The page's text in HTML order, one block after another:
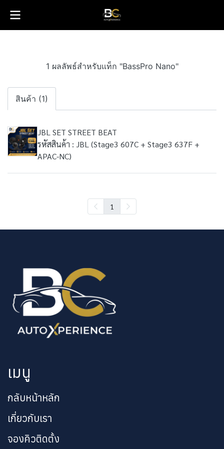
1 ผลลัพธ์สำหรับแท็ก "BassPro Nano"
สินค้า (1)
JBL SET STREET BEAT
รหัสสินค้า : JBL (Stage3 607C + Stage3 637F +
APAC-NC)
1
เมนู
กลับหน้าหลัก
เกี่ยวกับเรา
จองคิวติดตั้ง